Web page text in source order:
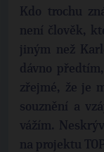
Kdo trochu
není člověk,
jiným než
dávno
zřejmé, že je
souznění a
vážím.
na projektu